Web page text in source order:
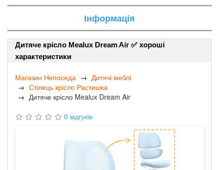
Інформація
Дитяче крісло Mealux Dream Air ✅ хороші
характеристики
Магазин Непоседа
Дитячі меблі
Стілець крісло Растишка
Дитяче крісло Mealux Dream Air
0 відгуків